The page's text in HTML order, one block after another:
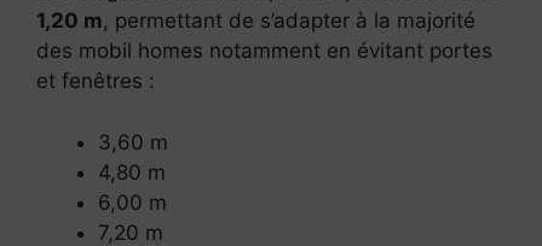
1,20 m, permettant de s’adapter à la majorité
des mobil homes notamment en évitant portes
et fenêtres :
3,60 m
4,80 m
6,00 m
7,20 m